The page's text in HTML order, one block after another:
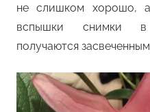
не слишком хорошо,
вспышки снимки
получаются